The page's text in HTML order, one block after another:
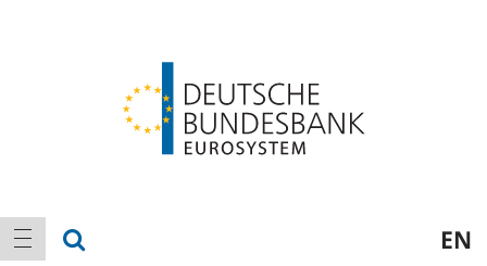
Hauptnavigation
Navigation anzeigen EN